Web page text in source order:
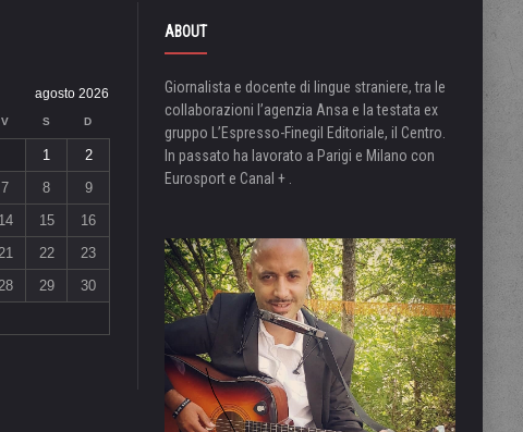
agosto 2026
V S D
1
2
7 8
9
14 15
16
22
23
29
30
ABOUT
Giornalista e docente di lingue straniere, tra le
collaborazioni l’agenzia Ansa e la testata ex
gruppo L’Espresso-Finegil Editoriale, il Centro.
In passato ha lavorato a Parigi e Milano con
Eurosport e Canal + .